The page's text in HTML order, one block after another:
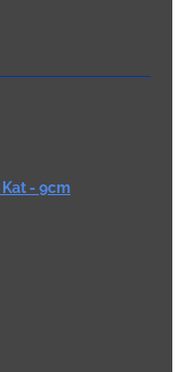
- 9cm